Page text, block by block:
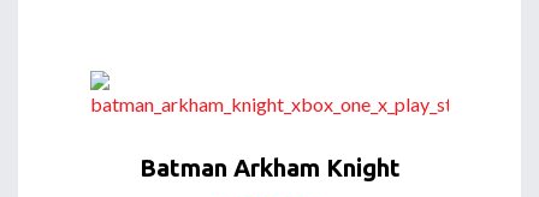
Batman Arkham Knight